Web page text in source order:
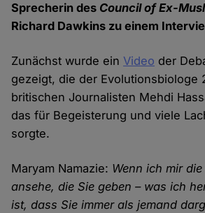
Sprecherin des Council of Ex-
Richard Dawkins zu einem
Zunächst wurde einVideo der
gezeigt, die der Evolutionsbiologe
britischen Journalisten Mehdi
das für Begeisterung und viele
sorgte.
Maryam Namazie: Wenn ich mir
ansehe, die Sie geben – was ich
ist, dass Sie immer als jemand